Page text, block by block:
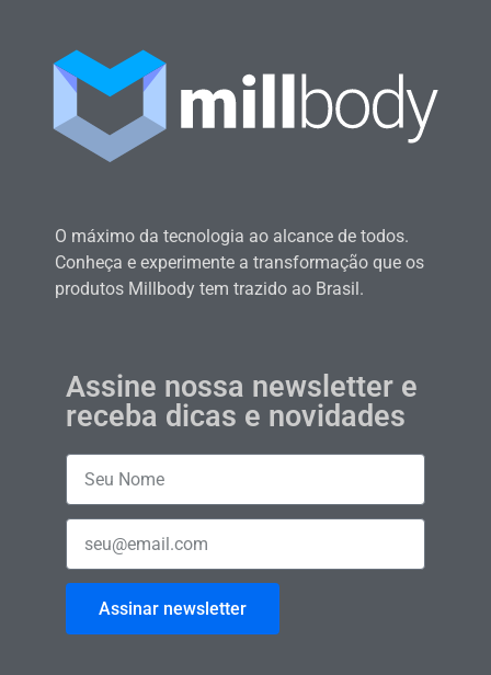
O máximo da tecnologia ao alcance de todos.
Conheça e experimente a transformação que os
produtos Millbody tem trazido ao Brasil.
Assine nossa newsletter e
receba dicas e novidades
Assinar newsletter